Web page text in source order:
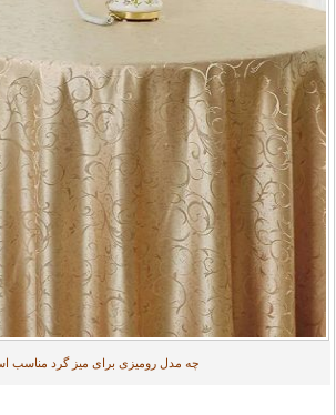
چه مدل رومیزی برای میز گرد مناسب